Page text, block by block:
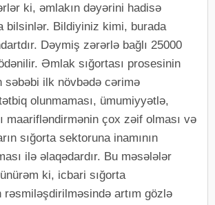
ki, əmlakın dəyərini hadisə
bilsinlər. Bildiyiniz kimi, burada
Dəymiş zərərlə bağlı 25000
Əmlak sığortası prosesinin
səbəbi ilk növbədə cərimə
olunmaması, ümumiyyətlə,
maarifləndirmənin çox zəif olması və
sığorta sektoruna inamının
ilə əlaqədardır. Bu məsələlər
ki, icbari sığorta
rəsmiləşdirilməsində artım gözlə